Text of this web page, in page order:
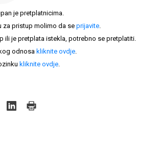
je pretplatnicima.
za pristup molimo da seprijavite.
ili je pretplata istekla, potrebno se pretplatiti.
odnosa kliknite ovdje.
kliknite ovdje.